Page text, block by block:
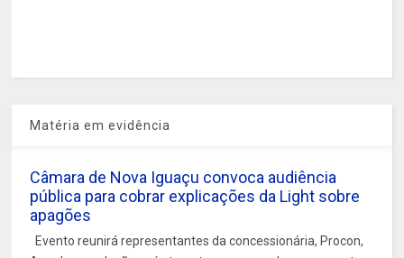
Matéria em evidência
Câmara de Nova Iguaçu convoca audiência
pública para cobrar explicações da Light sobre
apagões
Evento reunirá representantes da concessionária, Procon,